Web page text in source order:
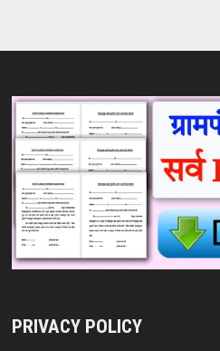
PRIVACY POLICY